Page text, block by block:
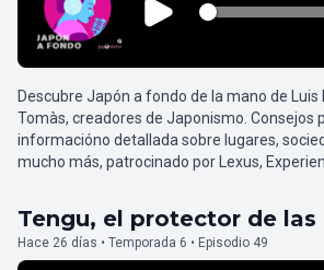
Descubre Japón a fondo de la mano de Luis
Tomàs, creadores de Japonismo. Consejos
informacióno detallada sobre lugares,
mucho más, patrocinado por Lexus,
Tengu, el protector de las
Hace 26 días • Temporada 6 • Episodio 49